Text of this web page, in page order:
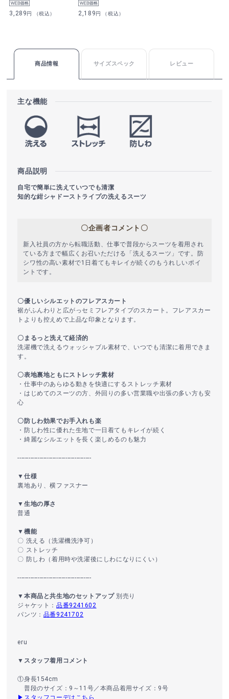
3,289円 （税込） 2,189円 （税込）
商品情報 サイズスペック レビュー
主な機能
商品説明
自宅で簡単に洗えていつでも清潔
知的な紺シャドーストライプの洗えるスーツ
〇企画者コメント〇
新入社員の方から転職活動、仕事で普段からスーツを着用され
ている方まで幅広くお召いただける「洗えるスーツ」です。防
シワ性の高い素材で1日着てもキレイが続くのもうれしいポイ
ントです。
〇優しいシルエットのフレアスカート
裾がふんわりと広がっセミフレアタイプのスカート。フレアスカー
トよりも控えめで上品な印象となります。
〇まるっと洗えて経済的
洗濯機で洗えるウォッシャブル素材で、いつでも清潔に着用できま
す。
〇表地裏地ともにストレッチ素材
・仕事中のあらゆる動きを快適にするストレッチ素材
・はじめてのスーツの方、外回りの多い営業職や出張の多い方も安
心
〇防しわ効果でお手入れも楽
・防しわ性に優れた生地で一日着てもキレイが続く
・綺麗なシルエットを長く楽しめるのも魅力
----------------------------------------
▼仕様
裏地あり、横ファスナー
▼生地の厚さ
普通
▼機能
〇 洗える（洗濯機洗浄可）
〇 ストレッチ
〇 防しわ（着用時や洗濯後にしわになりにくい）
----------------------------------------
▼本商品と共生地のセットアップ別売り
ジャケット：品番9241602
パンツ： 品番9241702
eru
▼スタッフ着用コメント
①身長154cm
普段のサイズ：9～11号／本商品着用サイズ：9号
▶スタッフコーデはこちら